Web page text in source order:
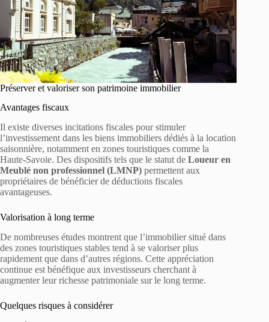
Préserver et valoriser son patrimoine immobilier
Avantages fiscaux
Il existe diverses incitations fiscales pour stimuler
l’investissement dans les biens immobiliers dédiés à la location
saisonnière, notamment en zones touristiques comme la
Haute-Savoie. Des dispositifs tels que le statut de Loueur en
Meublé non professionnel (LMNP) permettent aux
propriétaires de bénéficier de déductions fiscales
avantageuses.
Valorisation à long terme
De nombreuses études montrent que l’immobilier situé dans
des zones touristiques stables tend à se valoriser plus
rapidement que dans d’autres régions. Cette appréciation
continue est bénéfique aux investisseurs cherchant à
augmenter leur richesse patrimoniale sur le long terme.
Quelques risques à considérer